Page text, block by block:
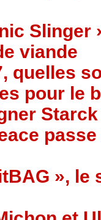
Slinger
viande
quelles
pour le
», le